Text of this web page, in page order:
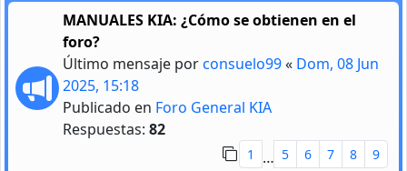
MANUALES KIA: ¿Cómo se obtienen en el
foro?
Último mensaje porconsuelo99« Dom, 08 Jun
2025, 15:18
Publicado en Foro General KIA
Respuestas: 82
1 … 5 6 7 8 9